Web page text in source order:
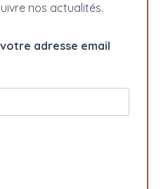
nos actualités.
adresse email